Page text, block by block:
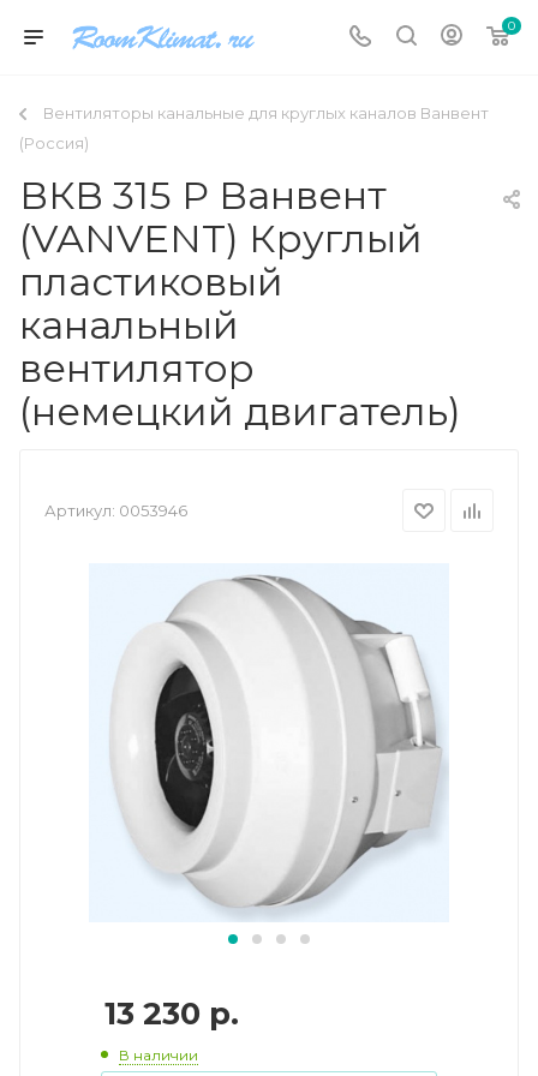
0
Вентиляторы канальные для круглых каналов Ванвент
(Россия)
ВКВ 315 Р Ванвент
(VANVENT) Круглый
пластиковый
канальный
вентилятор
(немецкий двигатель)
Артикул: 0053946
13 230 р.
В наличии